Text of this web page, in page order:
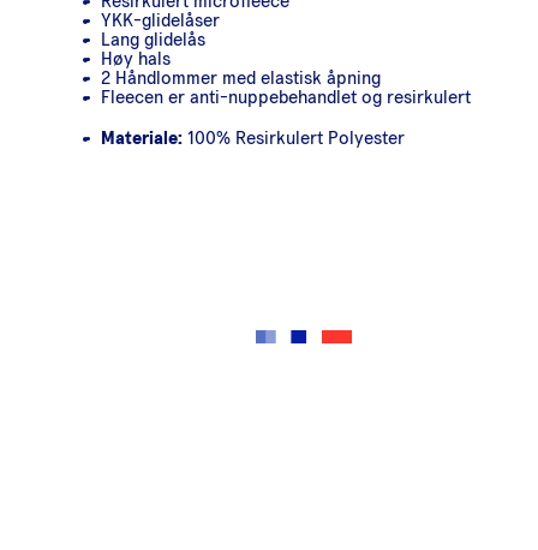
YKK-glidelåser
Lang glidelås
Høy hals
2 Håndlommer med elastisk åpning
Fleecen er anti-nuppebehandlet og resirkulert
Materiale: 100% Resirkulert Polyester